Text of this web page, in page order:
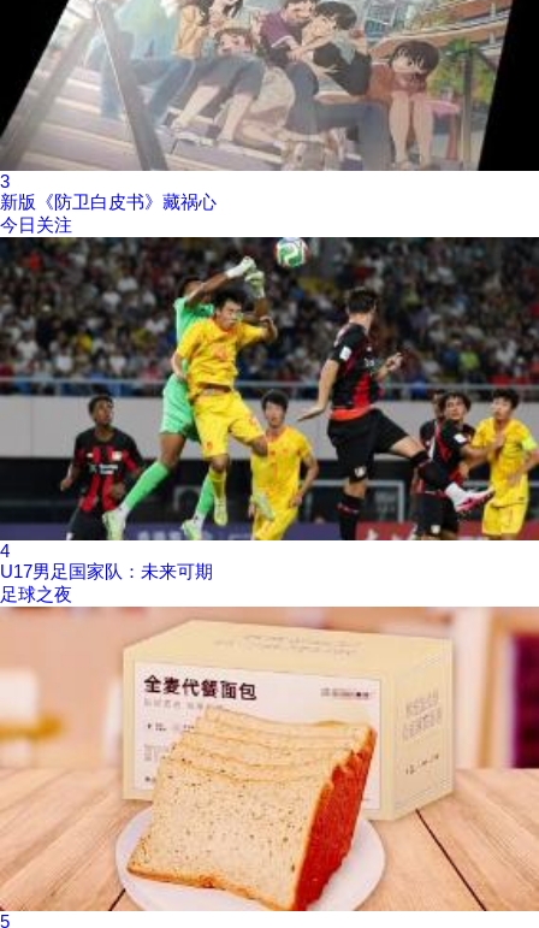
3
新版《防卫白皮书》藏祸心
今日关注
4
U17男足国家队：未来可期
足球之夜
5